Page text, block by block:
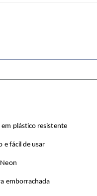
em plástico resistente
e fácil de usar
emborrachada